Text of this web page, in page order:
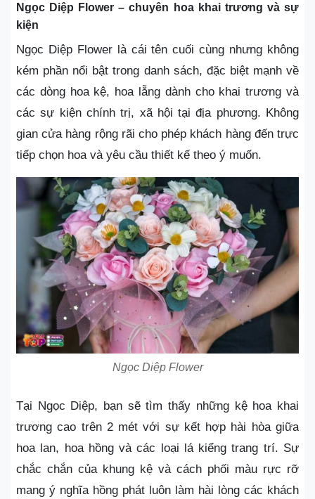
Ngọc Diệp Flower – chuyên hoa khai trương và sự
kiện
Ngọc Diệp Flower là cái tên cuối cùng nhưng không
kém phần nổi bật trong danh sách, đặc biệt mạnh về
các dòng hoa kệ, hoa lẵng dành cho khai trương và
các sự kiện chính trị, xã hội tại địa phương. Không
gian cửa hàng rộng rãi cho phép khách hàng đến trực
tiếp chọn hoa và yêu cầu thiết kế theo ý muốn.
Ngọc Diệp Flower
Tại Ngọc Diệp, bạn sẽ tìm thấy những kệ hoa khai
trương cao trên 2 mét với sự kết hợp hài hòa giữa
hoa lan, hoa hồng và các loại lá kiểng trang trí. Sự
chắc chắn của khung kệ và cách phối màu rực rỡ
mang ý nghĩa hồng phát luôn làm hài lòng các khách